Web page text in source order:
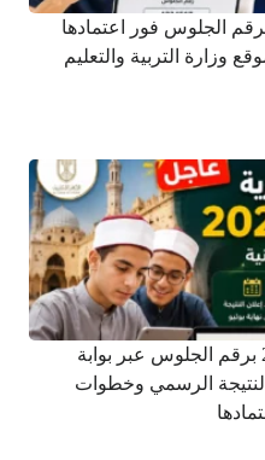
نتيجة الثانوية العامة 2026 برقم الجلوس فور اعتمادها
وزارة التربية والتعليم
رابط نتيجة الثانوية الأزهرية 2026 برقم الجلوس عبر بوابة
النتيجة الرسمي وخطوات